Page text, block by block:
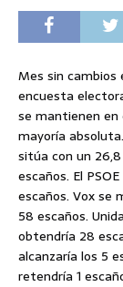
Mes sin
encuesta
se mantienen en
mayoría
sitúa con un
escaños. El
escaños. Vox se
58 escaños.
obtendría 28
alcanzaría los 5
retendría 1